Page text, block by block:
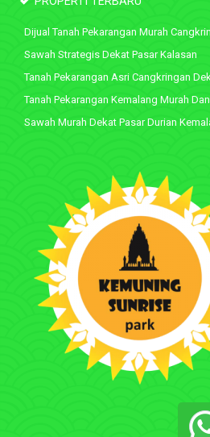
Dijual Tanah Pekarangan Murah
Sawah Strategis Dekat Pasar Kalasan
Tanah Pekarangan Asri Cangkringan
Tanah Pekarangan Kemalang Murah
Sawah Murah Dekat Pasar Durian